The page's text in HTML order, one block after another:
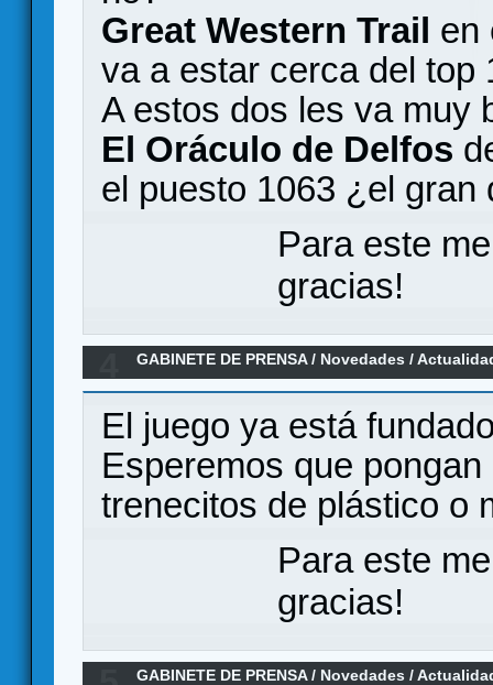
Great Western Trail en
va a estar cerca del top
A estos dos les va muy
El Oráculo de Delfos
el puesto 1063 ¿el
Para este
gracias!
GABINETE DE PRENSA/ Novedades /
El juego ya está
Esperemos que
trenecitos de plástico o
Para este
gracias!
GABINETE DE PRENSA/ Novedades /